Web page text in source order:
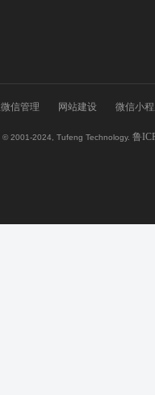
信管理 网站建设 微信小
© 2001-2024, Tufeng Technology. 鲁